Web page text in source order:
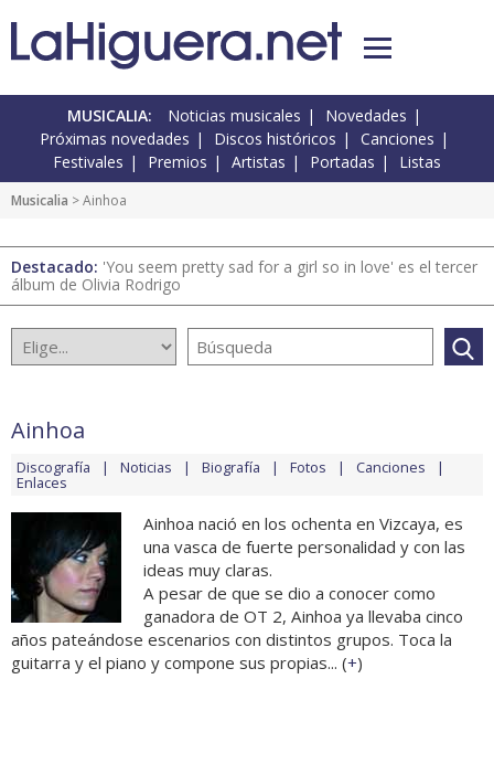
MUSICALIA: Noticias musicales
Novedades
Próximas novedades
Discos históricos
Canciones
Festivales
Premios Artistas Portadas Listas
Musicalia > Ainhoa
Destacado: 'You seem pretty sad for a girl so in love' es el tercer
álbum de Olivia Rodrigo
Ainhoa
Discografía Noticias Biografía Fotos Canciones
Enlaces
Ainhoa nació en los ochenta en Vizcaya, es
una vasca de fuerte personalidad y con las
ideas muy claras.
A pesar de que se dio a conocer como
ganadora de OT 2, Ainhoa ya llevaba cinco
años pateándose escenarios con distintos grupos. Toca la
guitarra y el piano y compone sus propias... (+)